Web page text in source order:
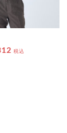
税込